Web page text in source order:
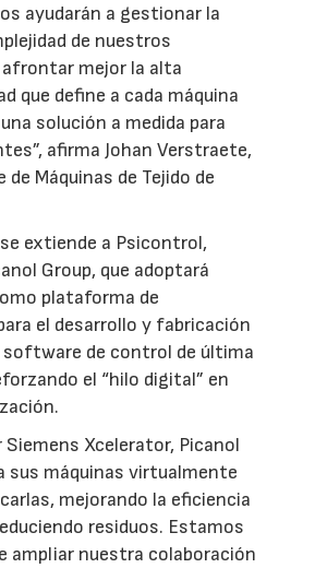
ayudarán a gestionar la
de nuestros
mejor la alta
que define a cada máquina
solución a medida para
afirma Johan Verstraete,
Máquinas de Tejido de
extiende a Psicontrol,
Group, que adoptará
plataforma de
el desarrollo y fabricación
software de control de última
el “hilo digital” en
Siemens Xcelerator, Picanol
sus máquinas virtualmente
mejorando la eficiencia
residuos. Estamos
ampliar nuestra colaboración